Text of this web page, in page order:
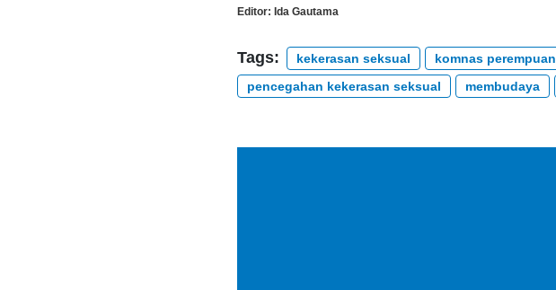
Editor: Ida Gautama
Tags: kekerasan seksual komnas perempuan
pencegahan kekerasan seksual
membudaya